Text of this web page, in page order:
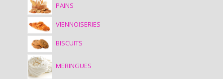
PAINS
VIENNOISERIES
BISCUITS
MERINGUES